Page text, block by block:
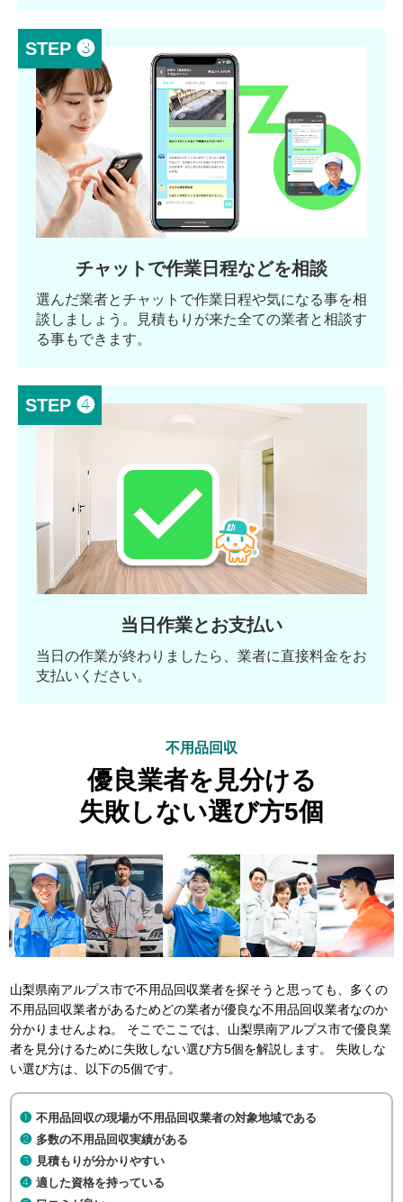
STEP ❸
チャットで作業日程などを相談
選んだ業者とチャットで作業日程や気になる事を相
談しましょう。見積もりが来た全ての業者と相談す
る事もできます。
STEP ❹
当日作業とお支払い
当日の作業が終わりましたら、業者に直接料金をお
支払いください。
不用品回収
優良業者を見分ける
失敗しない選び方5個
山梨県南アルプス市で不用品回収業者を探そうと思っても、多くの
不用品回収業者があるためどの業者が優良な不用品回収業者なのか
分かりませんよね。 そこでここでは、山梨県南アルプス市で優良業
者を見分けるために失敗しない選び方5個を解説します。 失敗しな
い選び方は、以下の5個です。
不用品回収の現場が不用品回収業者の対象地域である
多数の不用品回収実績がある
見積もりが分かりやすい
適した資格を持っている